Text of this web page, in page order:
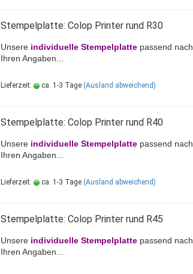
Stempelplatte: Colop Printer rund R30
Unsere individuelle Stempelplatte passend nach
Ihren Angaben...
Lieferzeit: ca. 1-3 Tage (Ausland abweichend)
Stempelplatte: Colop Printer rund R40
Unsere individuelle Stempelplatte passend nach
Ihren Angaben...
Lieferzeit: ca. 1-3 Tage (Ausland abweichend)
Stempelplatte: Colop Printer rund R45
Unsere individuelle Stempelplatte passend nach
Ihren Angaben...